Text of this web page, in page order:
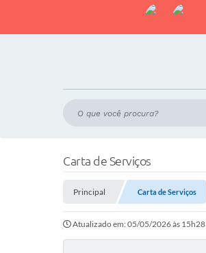
Carta de Serviços
Principal Carta de Serviços
Atualizado em: 05/05/2026 às 15h28